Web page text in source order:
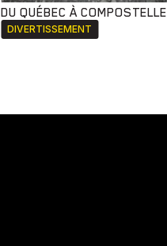
DU QUÉBEC À COMPOSTELLE
DIVERTISSEMENT